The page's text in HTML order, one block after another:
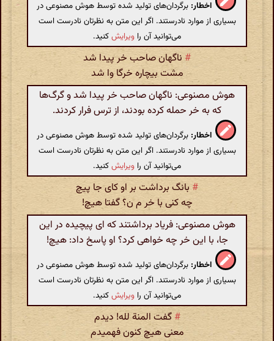
اخطار: برگردان‌های تولید شده توسط هوش مصنوعی در
بسیاری از موارد نادرستند. اگر این متن به نظرتان نادرست است
می‌توانید آن را ویرایشکنید.
# ناگهان صاحب خر پیدا شد
مشت بیچاره خرگا وا شد
هوش مصنوعی: ناگهان صاحب خر پیدا شد و گرگ‌ها
که به خر حمله کرده بودند، از ترس فرار کردند.
اخطار: برگردان‌های تولید شده توسط هوش مصنوعی در
بسیاری از موارد نادرستند. اگر این متن به نظرتان نادرست است
می‌توانید آن را ویرایشکنید.
# بانگ برداشت بر او کای جا پیچ
چه کنی با خر م ن؟ گفتا هیچ!
هوش مصنوعی: فریاد برداشتند که ای پیچیده در این
جا، با این خر چه خواهی کرد؟ او پاسخ داد: هیچ!
اخطار: برگردان‌های تولید شده توسط هوش مصنوعی در
بسیاری از موارد نادرستند. اگر این متن به نظرتان نادرست است
می‌توانید آن را ویرایشکنید.
# گفت المنة لله! دیدم
معنی هیچ کنون فهمیدم